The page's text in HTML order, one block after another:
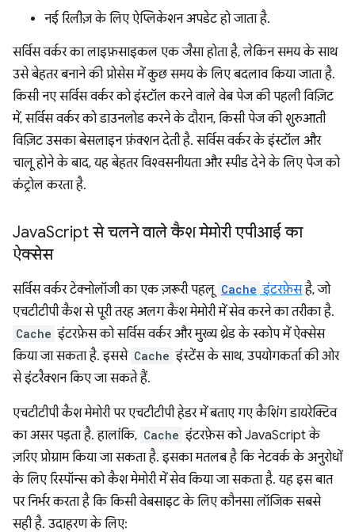
नई रिलीज़ के लिए ऐप्लिकेशन अपडेट हो जाता है.
सर्विस वर्कर का लाइफ़साइकल एक जैसा होता है, लेकिन समय के साथ
उसे बेहतर बनाने की प्रोसेस में कुछ समय के लिए बदलाव किया जाता है.
किसी नए सर्विस वर्कर को इंस्टॉल करने वाले वेब पेज की पहली विज़िट
में, सर्विस वर्कर को डाउनलोड करने के दौरान, किसी पेज की शुरुआती
विज़िट उसका बेसलाइन फ़ंक्शन देती है. सर्विस वर्कर के इंस्टॉल और
चालू होने के बाद, यह बेहतर विश्वसनीयता और स्पीड देने के लिए पेज को
कंट्रोल करता है.
JavaScript से चलने वाले कैश मेमोरी एपीआई का
ऐक्सेस
सर्विस वर्कर टेक्नोलॉजी का एक ज़रूरी पहलू Cache इंटरफ़ेसहै, जो
एचटीटीपी कैश से पूरी तरह अलग कैश मेमोरी में सेव करने का तरीका है.
Cache इंटरफ़ेस को सर्विस वर्कर और मुख्य थ्रेड के स्कोप में ऐक्सेस
किया जा सकता है. इससे Cache इंस्टेंस के साथ, उपयोगकर्ता की ओर
से इंटरैक्शन किए जा सकते हैं.
एचटीटीपी कैश मेमोरी पर एचटीटीपी हेडर में बताए गए कैशिंग डायरेक्टिव
का असर पड़ता है. हालांकि, Cache इंटरफ़ेस को JavaScript के
ज़रिए प्रोग्राम किया जा सकता है. इसका मतलब है कि नेटवर्क के अनुरोधों
के लिए रिस्पॉन्स को कैश मेमोरी में सेव किया जा सकता है. यह इस बात
पर निर्भर करता है कि किसी वेबसाइट के लिए कौनसा लॉजिक सबसे
सही है. उदाहरण के लिए: